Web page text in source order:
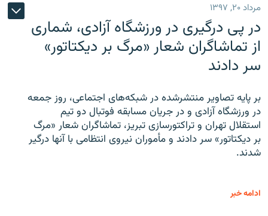
مرداد ۲۰, ۱۳۹۷
در پی درگیری در ورزشگاه آزادی، شماری
از تماشاگران شعار «مرگ بر دیکتاتور»
سر دادند
بر پایه تصاویر منتشرشده در شبکه‌های اجتماعی، روز جمعه
در ورزشگاه آزادی و در جریان مسابقه فوتبال دو تیم
استقلال تهران و تراکتورسازی تبریز، تماشاگران شعار «مرگ
بر دیکتاتور» سر دادند و مأموران نیروی انتظامی با آنها درگیر
شدند.
ادامه خبر